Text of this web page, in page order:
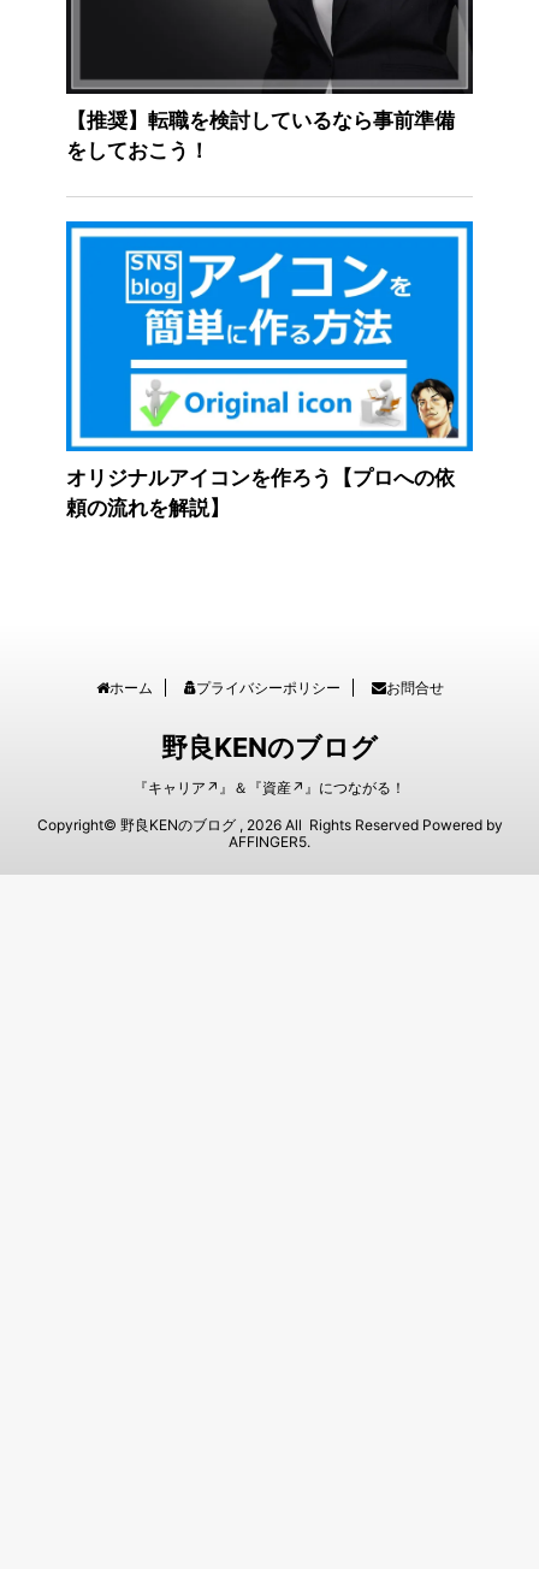
【推奨】転職を検討しているなら事前準備
をしておこう！
オリジナルアイコンを作ろう【プロへの依
頼の流れを解説】
ホーム プライバシーポリシー お問合せ
野良KENのブログ
『キャリア↗︎』＆『資産↗︎』につながる！
Copyright© 野良KENのブログ , 2026 All Rights Reserved Powered by
AFFINGER5.